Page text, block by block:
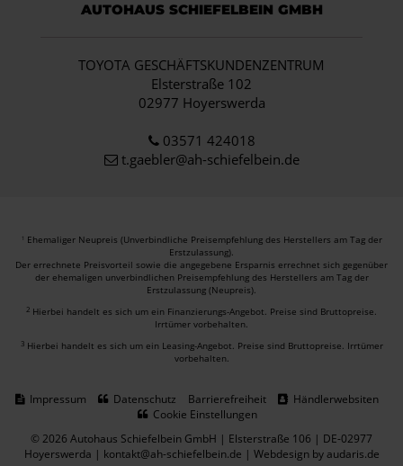
AUTOHAUS SCHIEFELBEIN GMBH
TOYOTA GESCHÄFTSKUNDENZENTRUM
Elsterstraße 102
02977 Hoyerswerda
03571 424018
t.gaebler@ah-schiefelbein.de
1 Ehemaliger Neupreis (Unverbindliche Preisempfehlung des Herstellers am Tag der
Erstzulassung).
Der errechnete Preisvorteil sowie die angegebene Ersparnis errechnet sich gegenüber
der ehemaligen unverbindlichen Preisempfehlung des Herstellers am Tag der
Erstzulassung (Neupreis).
2 Hierbei handelt es sich um ein Finanzierungs-Angebot. Preise sind Bruttopreise.
Irrtümer vorbehalten.
3 Hierbei handelt es sich um ein Leasing-Angebot. Preise sind Bruttopreise. Irrtümer
vorbehalten.
Impressum Datenschutz Barrierefreiheit
Händlerwebsiten
Cookie Einstellungen
© 2026 Autohaus Schiefelbein GmbH | Elsterstraße 106 | DE-02977
Hoyerswerda | kontakt@ah-schiefelbein.de | Webdesign by audaris.de